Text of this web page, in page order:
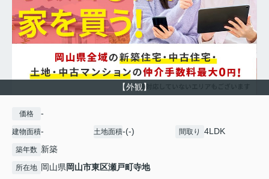
【外観】
価格 -
建物面積- 土地面積-(-) 間取り 4LDK
築年数 新築
所在地 岡山県岡山市東区瀬戸町寺地